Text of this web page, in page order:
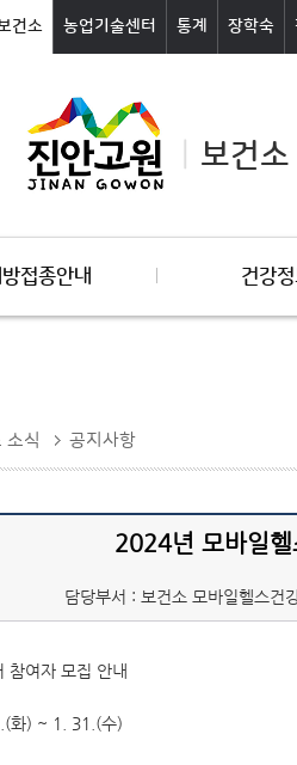
건소 농업기술센터 통계 장학숙
보건소
접종안내 건강
소식 공지사항
2024년 모바일헬
담당부서 : 보건소 모바일헬스건
여자 모집 안내
화) ~ 1. 31.(수)